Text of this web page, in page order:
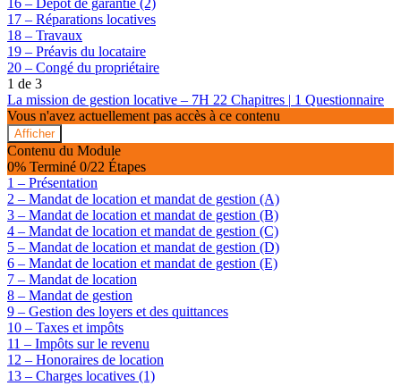
16 – Dépôt de garantie (2)
17 – Réparations locatives
18 – Travaux
19 – Préavis du locataire
20 – Congé du propriétaire
1 de 3
La mission de gestion locative – 7H 22 Chapitres | 1 Questionnaire
Vous n'avez actuellement pas accès à ce contenu
Afficher
La
mission
de
gestion
locative
–
7H
Contenu du Module
0% Terminé 0/22 Étapes
1 – Présentation
2 – Mandat de location et mandat de gestion (A)
3 – Mandat de location et mandat de gestion (B)
4 – Mandat de location et mandat de gestion (C)
5 – Mandat de location et mandat de gestion (D)
6 – Mandat de location et mandat de gestion (E)
7 – Mandat de location
8 – Mandat de gestion
9 – Gestion des loyers et des quittances
10 – Taxes et impôts
11 – Impôts sur le revenu
12 – Honoraires de location
13 – Charges locatives (1)